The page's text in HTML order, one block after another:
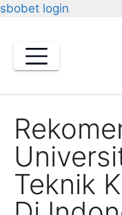
sbobet login
content
Teknik